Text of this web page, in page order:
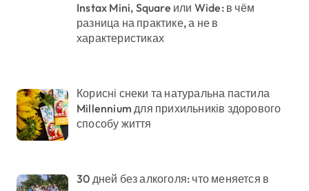
Instax Mini, Square или Wide: в чём
разница на практике, а не в
характеристиках
Корисні снеки та натуральна пастила
Millennium для прихильників здорового
способу життя
30 дней без алкоголя: что меняется в